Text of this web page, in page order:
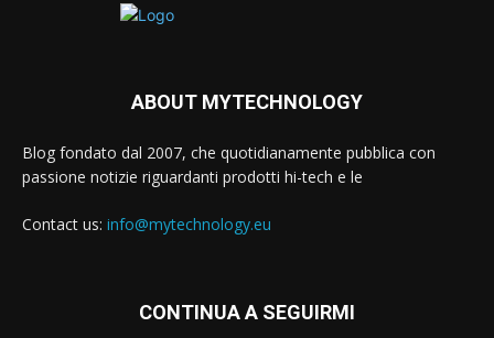
ABOUT MYTECHNOLOGY
Blog fondato dal 2007, che quotidianamente pubblica con
passione notizie riguardanti prodotti hi-tech e le
Contact us: info@mytechnology.eu
CONTINUA A SEGUIRMI